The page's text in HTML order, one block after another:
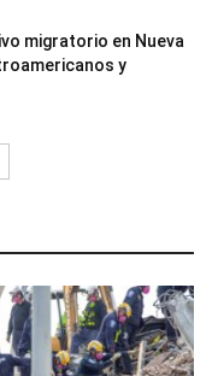
migratorio en Nueva
y